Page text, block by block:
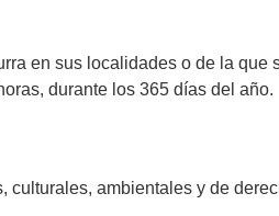
en sus localidades o de la que
durante los 365 días del año.
ambientales y de